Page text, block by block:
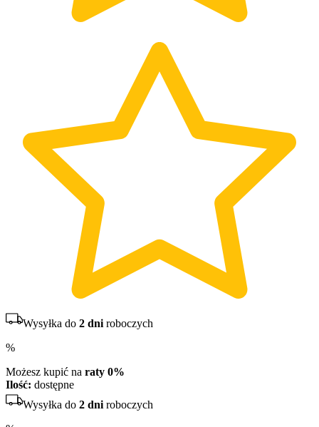
Wysyłka do 2 dniroboczych
%
Możesz kupić na raty 0%
Ilość: dostępne
Wysyłka do 2 dniroboczych